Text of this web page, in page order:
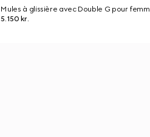
Mules à glissière avec Double G pour
5.150 kr.